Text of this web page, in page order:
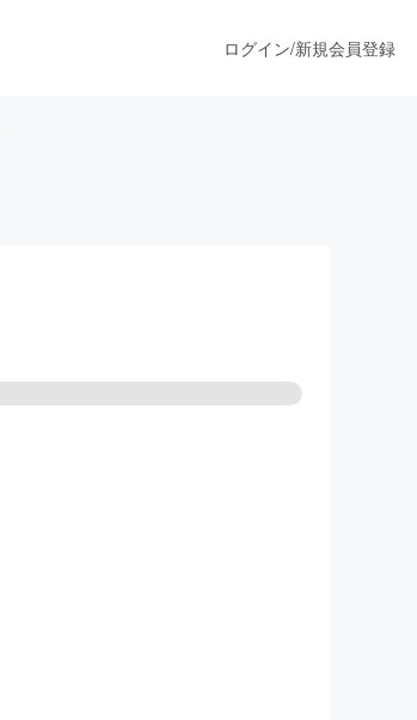
ログイン/新規会員登録